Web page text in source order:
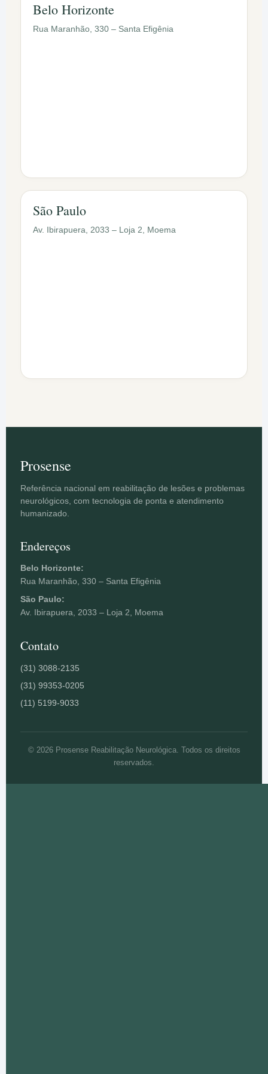
Belo Horizonte
Rua Maranhão, 330 – Santa Efigênia
São Paulo
Av. Ibirapuera, 2033 – Loja 2, Moema
Prosense
Referência nacional em reabilitação de lesões e problemas
neurológicos, com tecnologia de ponta e atendimento
humanizado.
Endereços
Belo Horizonte:
Rua Maranhão, 330 – Santa Efigênia
São Paulo:
Av. Ibirapuera, 2033 – Loja 2, Moema
Contato
(31) 3088-2135
(31) 99353-0205
(11) 5199-9033
© 2026 Prosense Reabilitação Neurológica. Todos os direitos
reservados.